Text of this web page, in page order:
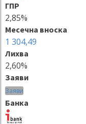
ГПР
2,85%
Месечна вноска
1 304,49
Лихва
2,60%
Заяви
Заяви
Банка